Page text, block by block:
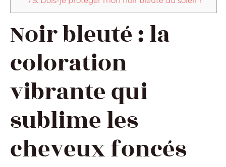
Noir bleuté : la
coloration
vibrante qui
sublime les
cheveux foncés